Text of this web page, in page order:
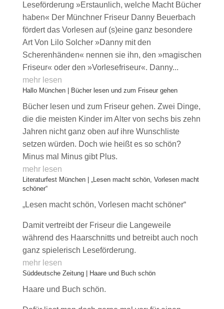
Leseförderung »Erstaunlich, welche Macht Bücher
haben« Der Münchner Friseur Danny Beuerbach
fördert das Vorlesen auf (s)eine ganz besondere
Art Von Lilo Solcher »Danny mit den
Scherenhänden« nennen sie ihn, den »magischen
Friseur« oder den »Vorlesefriseur«. Danny...
mehr lesen
Hallo München | Bücher lesen und zum Friseur gehen
Bücher lesen und zum Friseur gehen. Zwei Dinge,
die die meisten Kinder im Alter von sechs bis zehn
Jahren nicht ganz oben auf ihre Wunschliste
setzen würden. Doch wie heißt es so schön?
Minus mal Minus gibt Plus.
mehr lesen
Literaturfest München | „Lesen macht schön, Vorlesen macht
schöner“
„Lesen macht schön, Vorlesen macht schöner“
Damit vertreibt der Friseur die Langeweile
während des Haarschnitts und betreibt auch noch
ganz spielerisch Leseförderung.
mehr lesen
Süddeutsche Zeitung | Haare und Buch schön
Haare und Buch schön.